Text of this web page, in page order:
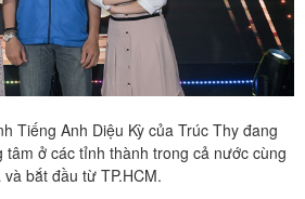
Tiếng Anh Diệu Kỳ của Trúc Thy đang
ở các tỉnh thành trong cả nước cùng
bắt đầu từ TP.HCM.